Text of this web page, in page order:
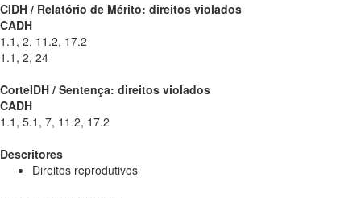
CIDH / Relatório de Mérito: direitos violados
CADH
1.1, 2, 11.2, 17.2
1.1, 2, 24
CorteIDH / Sentença: direitos violados
CADH
1.1, 5.1, 7, 11.2, 17.2
Descritores
Direitos reprodutivos